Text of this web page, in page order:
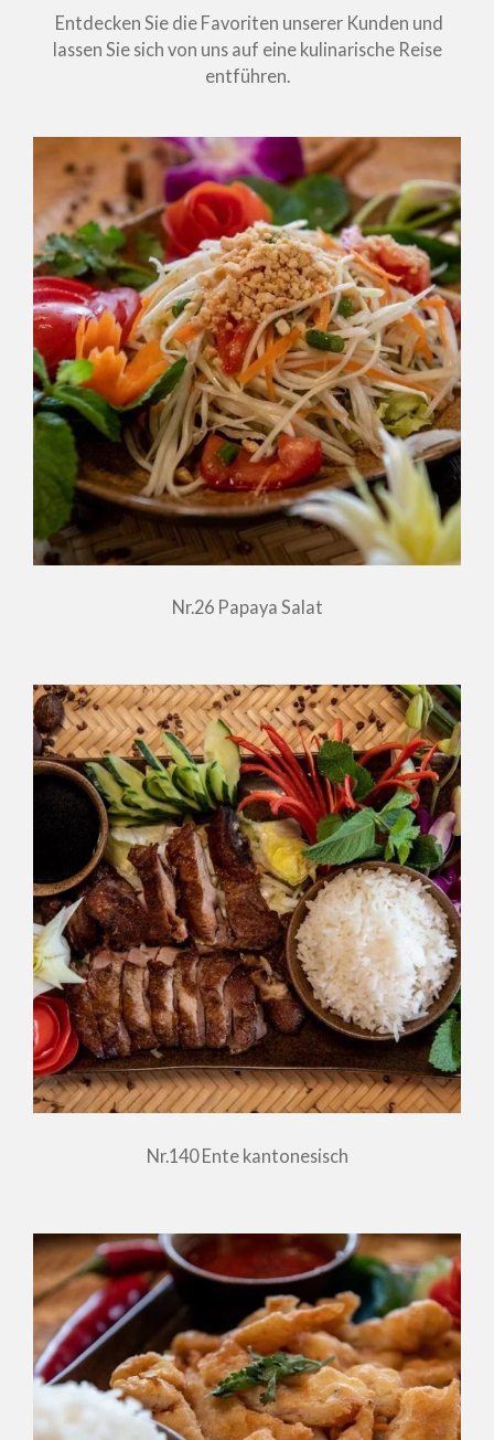
Entdecken Sie die Favoriten unserer Kunden und
lassen Sie sich von uns auf eine kulinarische Reise
entführen.
Nr.26 Papaya Salat
Nr.140 Ente kantonesisch